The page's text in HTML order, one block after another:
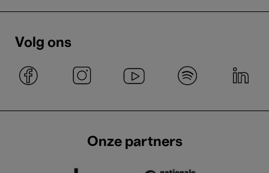
Volg ons
Onze partners